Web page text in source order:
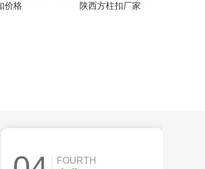
价格 陕西方柱扣厂家
FOURTH